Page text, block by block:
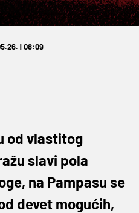
| 08:09
od vlastitog
slavi pola
na Pampasu se
devet mogućih,